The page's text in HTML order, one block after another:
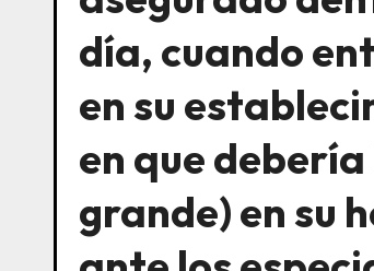
día, cuando
en su
en que
grande) en su